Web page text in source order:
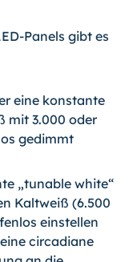
Panels gibt es
eine konstante
mit 3.000 oder
gedimmt
„tunable white“
Kaltweiß (6.500
einstellen
circadiane